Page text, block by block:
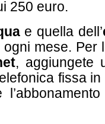
250 euro.
e quella dell’
mese. Per
, aggiungete
fissa